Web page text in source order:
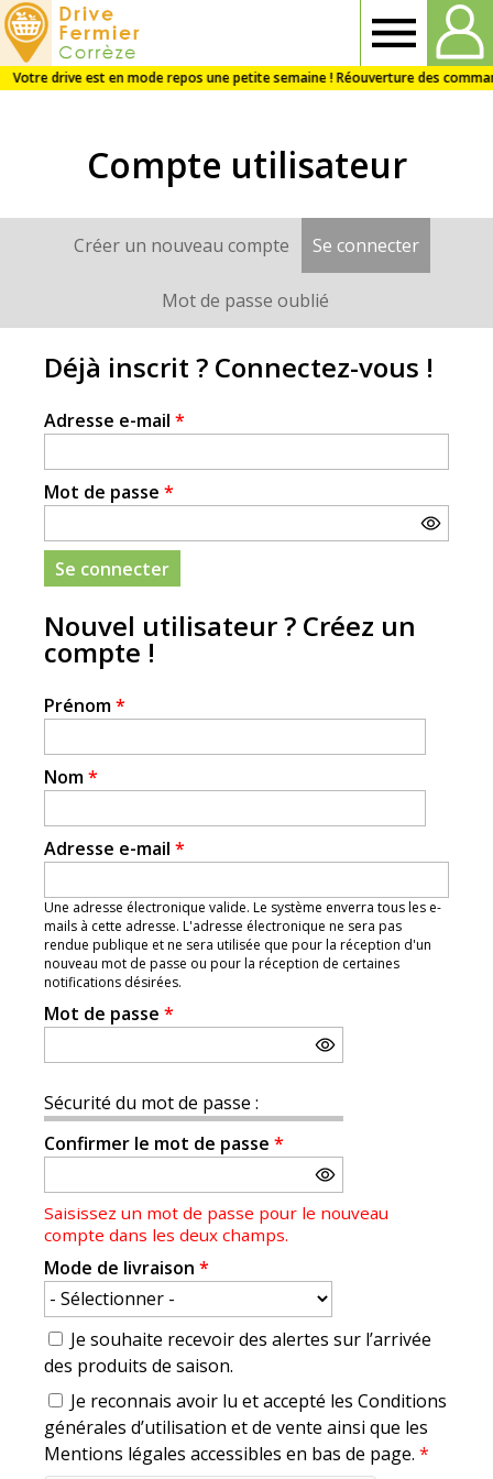
Corrèze
Compte utilisateur
OngletsCréer un nouveau compte Se connecter(onglet
Mot de passe oublié
Déjà inscrit ? Connectez-vous !
Adresse e-mail *
Mot de passe *
Nouvel utilisateur ? Créez un
compte !
Prénom*
Nom*
Adresse e-mail *
Une adresse électronique valide. Le système enverra tous les e-
mails à cette adresse. L'adresse électronique ne sera pas
rendue publique et ne sera utilisée que pour la réception d'un
nouveau mot de passe ou pour la réception de certaines
notifications désirées.
Mot de passe *
Sécurité du mot de passe :
Confirmer le mot de passe *
Saisissez un mot de passe pour le nouveau
compte dans les deux champs.
Mode de livraison *
Je souhaite recevoir des alertes sur l’arrivée
des produits de saison.
Je reconnais avoir lu et accepté les Conditions
générales d’utilisation et de vente ainsi que les
Mentions légales accessibles en bas de page. *